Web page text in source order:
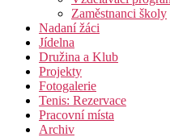
Zaměstnanci školy
Nadaní žáci
Jídelna
Družina a Klub
Projekty
Fotogalerie
Tenis: Rezervace
Pracovní místa
Archiv